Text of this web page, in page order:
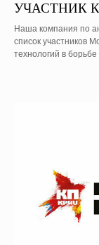
УЧАСТНИК
Наша компания по
список участников
технологий в